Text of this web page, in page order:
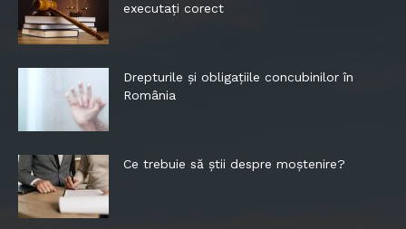
executați corect
Drepturile și obligațiile concubinilor în
România
Ce trebuie să știi despre moștenire?